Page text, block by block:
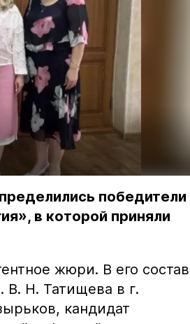
победители
в которой приняли
жюри. В его состав
В. Н. Татищева в г.
кандидат